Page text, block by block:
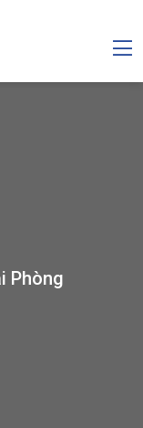
Phòng